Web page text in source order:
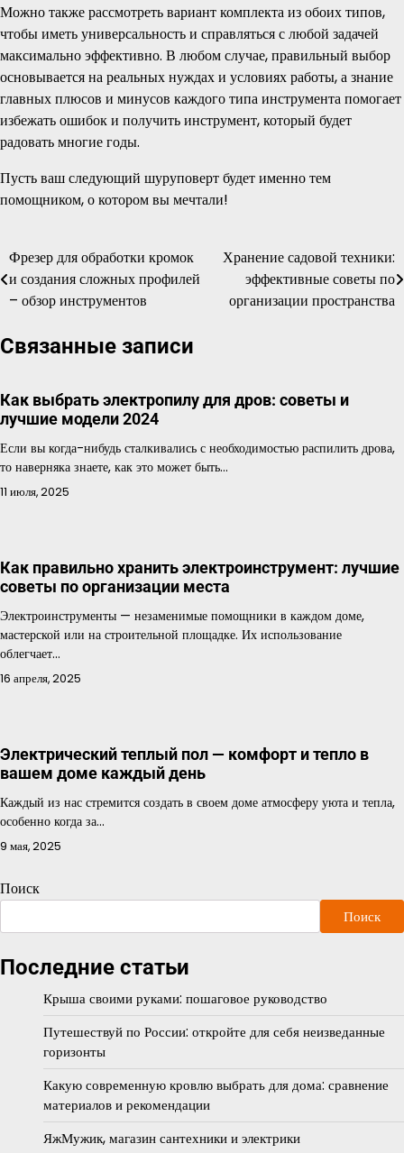
Можно также рассмотреть вариант комплекта из обоих типов,
чтобы иметь универсальность и справляться с любой задачей
максимально эффективно. В любом случае, правильный выбор
основывается на реальных нуждах и условиях работы, а знание
главных плюсов и минусов каждого типа инструмента помогает
избежать ошибок и получить инструмент, который будет
радовать многие годы.
Пусть ваш следующий шуруповерт будет именно тем
помощником, о котором вы мечтали!
Навигация
по
Фрезер для обработки кромок
и создания сложных профилей
– обзор инструментов
Хранение садовой техники:
эффективные советы по
организации пространства
Связанные записи
Как выбрать электропилу для дров: советы и
лучшие модели 2024
Если вы когда-нибудь сталкивались с необходимостью распилить дрова,
то наверняка знаете, как это может быть…
11 июля, 2025
Как правильно хранить электроинструмент: лучшие
советы по организации места
Электроинструменты — незаменимые помощники в каждом доме,
мастерской или на строительной площадке. Их использование
облегчает…
16 апреля, 2025
Электрический теплый пол — комфорт и тепло в
вашем доме каждый день
Каждый из нас стремится создать в своем доме атмосферу уюта и тепла,
особенно когда за…
9 мая, 2025
Поиск
Поиск
Последние статьи
Крыша своими руками: пошаговое руководство
Путешествуй по России: откройте для себя неизведанные
горизонты
Какую современную кровлю выбрать для дома: сравнение
материалов и рекомендации
ЯжМужик, магазин сантехники и электрики